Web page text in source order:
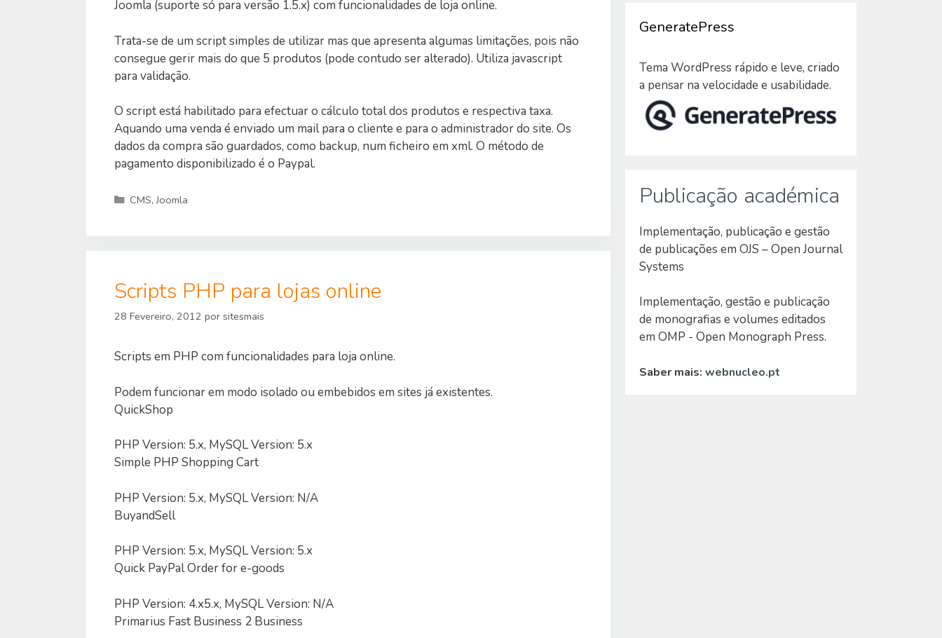
Joomla (suporte só para versão 1.5.x) com funcionalidades de loja online.
Trata-se de um script simples de utilizar mas que apresenta algumas limitações, pois não
consegue gerir mais do que 5 produtos (pode contudo ser alterado). Utiliza javascript
para validação.
O script está habilitado para efectuar o cálculo total dos produtos e respectiva taxa.
Aquando uma venda é enviado um mail para o cliente e para o administrador do site. Os
dados da compra são guardados, como backup, num ficheiro em xml. O método de
pagamento disponibilizado é o Paypal.
Categorias
CMS,Joomla
Scripts PHP para lojas online
28 Fevereiro, 2012 por sitesmais
Scripts em PHP com funcionalidades para loja online.
Podem funcionar em modo isolado ou embebidos em sites já existentes.
QuickShop
PHP Version: 5.x, MySQL Version: 5.x
Simple PHP Shopping Cart
PHP Version: 5.x, MySQL Version: N/A
BuyandSell
PHP Version: 5.x, MySQL Version: 5.x
Quick PayPal Order for e-goods
PHP Version: 4.x5.x, MySQL Version: N/A
Primarius Fast Business 2 Business
GeneratePress
Tema WordPress rápido e leve, criado
a pensar na velocidade e usabilidade.
Publicação académica
Implementação, publicação e gestão
de publicações em OJS – Open Journal
Systems
Implementação, gestão e publicação
de monografias e volumes editados
em OMP - Open Monograph Press.
Saber mais: webnucleo.pt